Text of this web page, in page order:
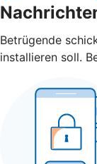
Betrügende
installieren soll.